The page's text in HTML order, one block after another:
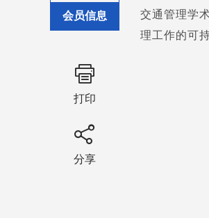
会员信息
打印
分享
交通管理学
理工作的可